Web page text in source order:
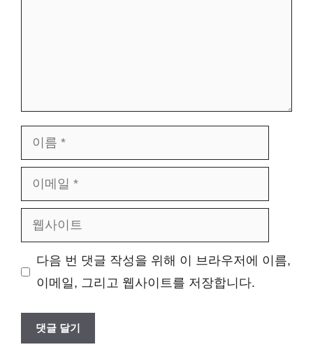
름
메
사
다음 번 댓글 작성을 위해 이 브라우저에 이름,
이메일, 그리고 웹사이트를 저장합니다.